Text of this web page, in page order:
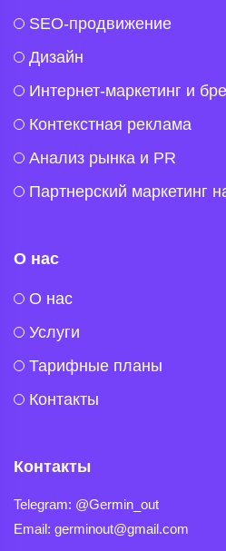
SEO-продвижение
Дизайн
Интернет-маркетинг и
Контекстная реклама
Анализ рынка и PR
Партнерский маркетинг
О нас
O нас
Услуги
Тарифные планы
Контакты
Контакты
Telegram: @Germin_out
Email: germinout@gmail.com